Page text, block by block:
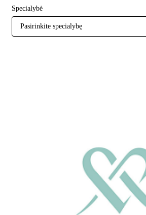
Specialybė
Pasirinkite specialybę